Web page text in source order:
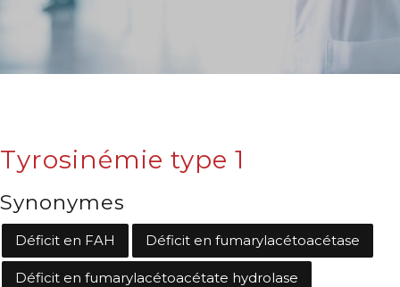
Tyrosinémie type 1
Synonymes
Déficit en FAH Déficit en fumarylacétoacétase
Déficit en fumarylacétoacétate hydrolase